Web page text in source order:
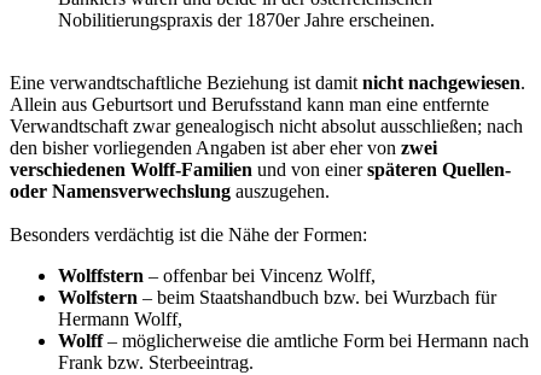
Nobilitierungspraxis der 1870er Jahre erscheinen.
Eine verwandtschaftliche Beziehung ist damit nicht nachgewiesen.
Allein aus Geburtsort und Berufsstand kann man eine entfernte
Verwandtschaft zwar genealogisch nicht absolut ausschließen; nach
den bisher vorliegenden Angaben ist aber eher von zwei
verschiedenen Wolff-Familien und von einerspäteren Quellen-
oder Namensverwechslung auszugehen.
Besonders verdächtig ist die Nähe der Formen:
Wolffstern – offenbar bei Vincenz Wolff,
Wolfstern – beim Staatshandbuch bzw. bei Wurzbach für
Hermann Wolff,
Wolff– möglicherweise die amtliche Form bei Hermann nach
Frank bzw. Sterbeeintrag.